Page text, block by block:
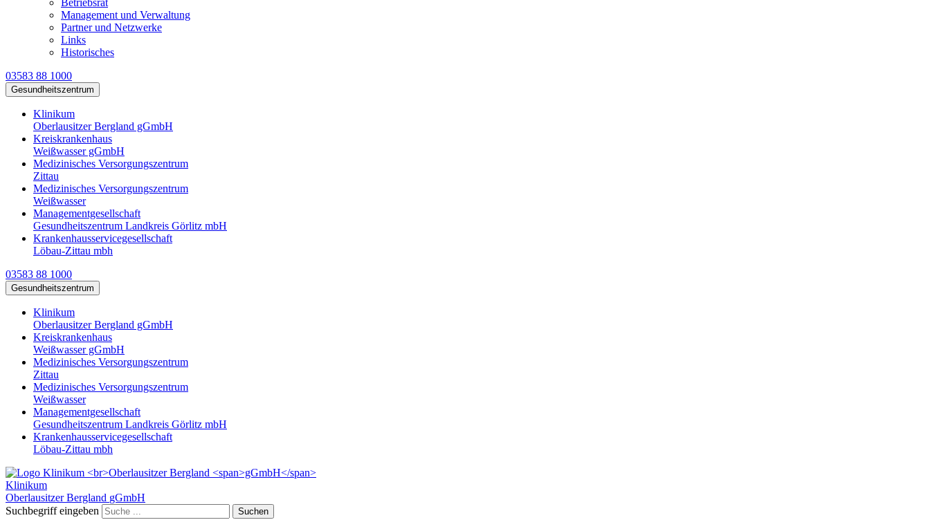
Betriebsrat
Management und Verwaltung
Partner und Netzwerke
Links
Historisches
03583 88 1000
Gesundheitszentrum
Klinikum
Oberlausitzer Bergland gGmbH
Kreiskrankenhaus
Weißwasser gGmbH
Medizinisches Versorgungszentrum
Zittau
Medizinisches Versorgungszentrum
Weißwasser
Managementgesellschaft
Gesundheitszentrum Landkreis Görlitz mbH
Krankenhausservicegesellschaft
Löbau-Zittau mbh
03583 88 1000
Gesundheitszentrum
Klinikum
Oberlausitzer Bergland gGmbH
Kreiskrankenhaus
Weißwasser gGmbH
Medizinisches Versorgungszentrum
Zittau
Medizinisches Versorgungszentrum
Weißwasser
Managementgesellschaft
Gesundheitszentrum Landkreis Görlitz mbH
Krankenhausservicegesellschaft
Löbau-Zittau mbh
Klinikum
Oberlausitzer Bergland gGmbH
Suchbegriff eingeben
Suchen